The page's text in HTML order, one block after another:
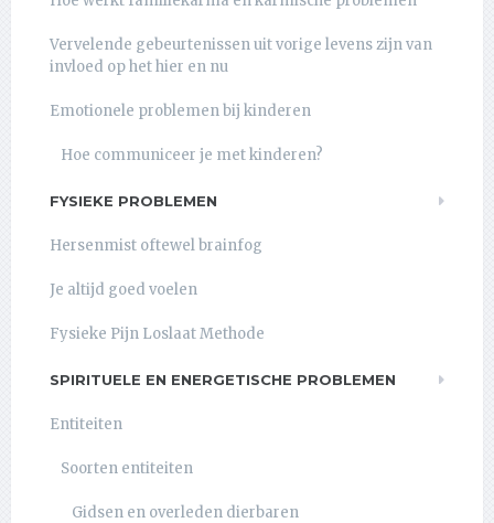
Vervelende gebeurtenissen uit vorige levens zijn van
invloed op het hier en nu
Emotionele problemen bij kinderen
Hoe communiceer je met kinderen?
FYSIEKE PROBLEMEN
Hersenmist oftewel brainfog
Je altijd goed voelen
Fysieke Pijn Loslaat Methode
SPIRITUELE EN ENERGETISCHE PROBLEMEN
Entiteiten
Soorten entiteiten
Gidsen en overleden dierbaren